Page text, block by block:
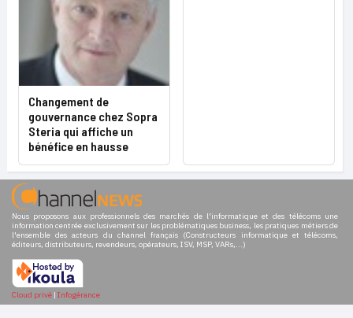
Changement de
gouvernance chez Sopra
Steria qui affiche un
bénéfice en hausse
Nous proposons aux professionnels des marchés de l'informatique et des télécoms une
information centrée exclusivement sur les problématiques business, les pratiques métiers de
l'ensemble des acteurs du channel français (Constructeurs informatique et télécoms,
éditeurs, distributeurs, revendeurs, opérateurs, ISV, MSP, VARs,...)
Cloud privé | Infogérance